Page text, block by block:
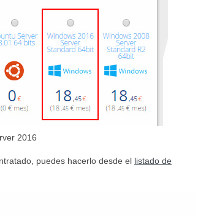
2016
puedes hacerlo desde el listado de